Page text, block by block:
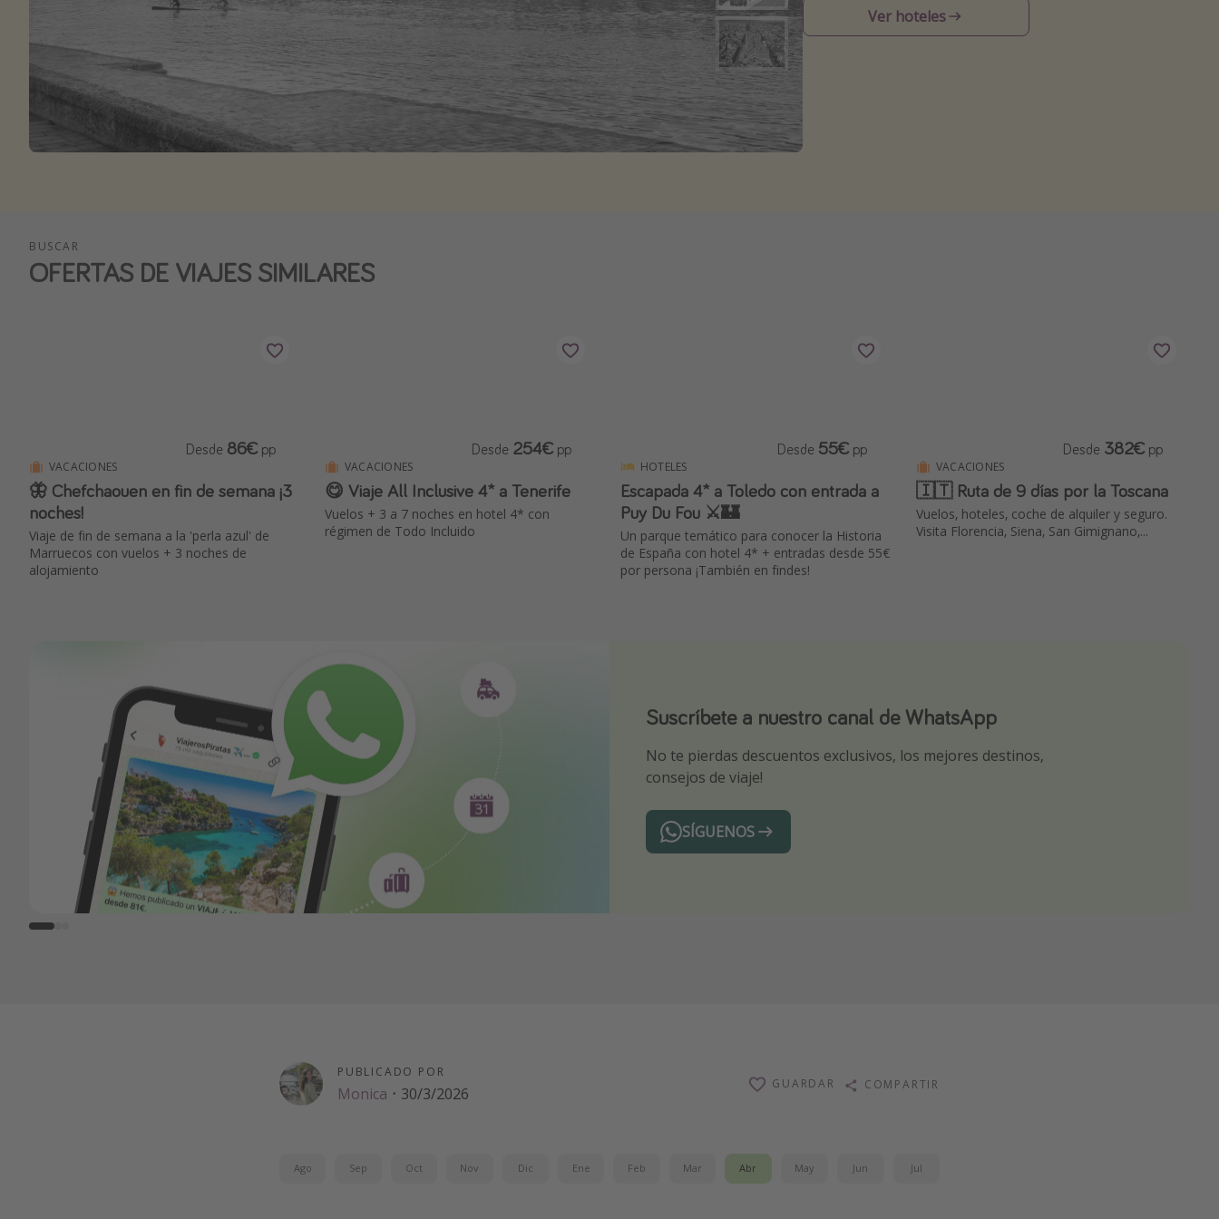
Ver hoteles
BUSCAR
OFERTAS DE VIAJES SIMILARES
VACACIONES
🦋 Chefchaouen en fin de semana ¡3
noches!
Viaje de fin de semana a la 'perla azul' de
Marruecos con vuelos + 3 noches de
alojamiento
Desde 86€ pp
VACACIONES
😋 Viaje All Inclusive 4* a Tenerife
Vuelos + 3 a 7 noches en hotel 4* con
régimen de Todo Incluido
Desde 254€ pp
HOTELES
Escapada 4* a Toledo con entrada a
Puy Du Fou ⚔️🏰
Un parque temático para conocer la Historia
de España con hotel 4* + entradas desde 55€
por persona ¡También en findes!
Desde 55€ pp
VACACIONES
🇮🇹 Ruta de 9 días por la Toscana
Vuelos, hoteles, coche de alquiler y seguro.
Visita Florencia, Siena, San Gimignano,...
Desde 382€ pp
Suscríbete a nuestro canal de WhatsApp
No te pierdas descuentos exclusivos, los mejores destinos,
consejos de viaje!
SÍGUENOS
Descarga nuestra app
Sé el primero en reservar nuestros chollazos
¡Suscríbete a nuestro canal de Telegram!
¡Recibe las mejores ofertas seleccionadas para ti por nuestros
expertos en viajes
Telegram
PUBLICADO POR
Monica · 30/3/2026
GUARDAR COMPARTIR
Ago Sep Oct Nov Dic Ene Feb Mar Abr May Jun Jul